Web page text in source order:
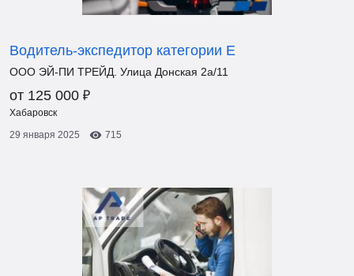
Водитель-экспедитор категории Е
ООО ЭЙ-ПИ ТРЕЙД. Улица Донская 2а/11
от 125 000 ₽
Хабаровск
29 января 2025
715